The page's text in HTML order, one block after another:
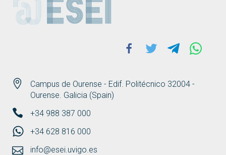
Campus de Ourense - Edif. Politécnico 32004 -
Ourense. Galicia (Spain)
+34 988 387 000
+34 628 816 000
info@esei.uvigo.es
Facebook
Twitter Telegram